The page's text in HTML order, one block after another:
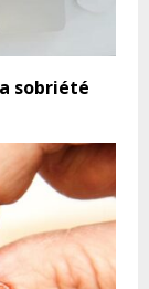
sobriété